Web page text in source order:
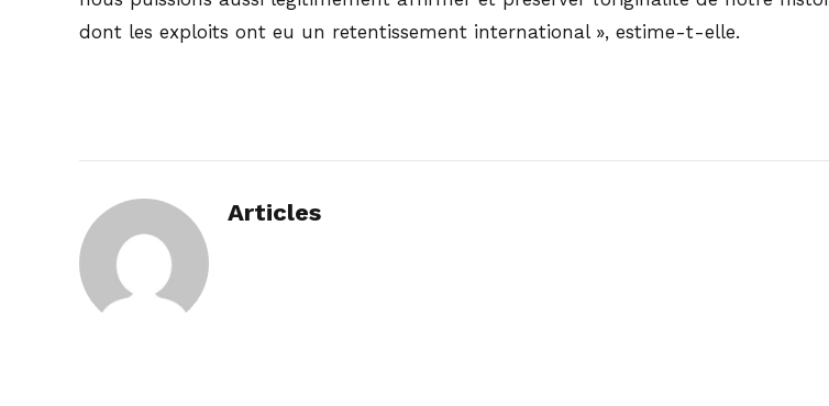
dont les exploits ont eu un retentissement international », estime-t-elle.
Articles